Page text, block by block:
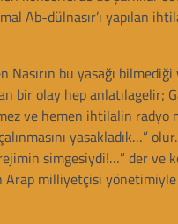
Ab-dülnasır’ı yapılan
bu yasağı bilmediği
bir olay hep anlatılagelir;
ve hemen ihtilalin
yasakladık…”
simgesiydi!…” der ve
Arap milliyetçisi